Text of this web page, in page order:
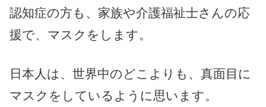
認知症の方も、家族や介護福祉士さんの応
援で、マスクをします。
日本人は、世界中のどこよりも、真面目に
マスクをしているように思います。